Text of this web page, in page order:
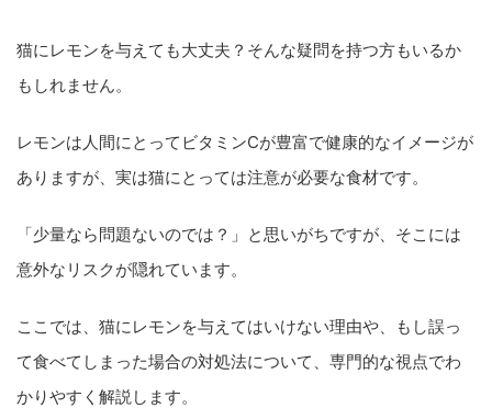
猫にレモンを与えても大丈夫？そんな疑問を持つ方もいるか
もしれません。
レモンは人間にとってビタミンCが豊富で健康的なイメージが
ありますが、実は猫にとっては注意が必要な食材です。
「少量なら問題ないのでは？」と思いがちですが、そこには
意外なリスクが隠れています。
ここでは、猫にレモンを与えてはいけない理由や、もし誤っ
て食べてしまった場合の対処法について、専門的な視点でわ
かりやすく解説します。